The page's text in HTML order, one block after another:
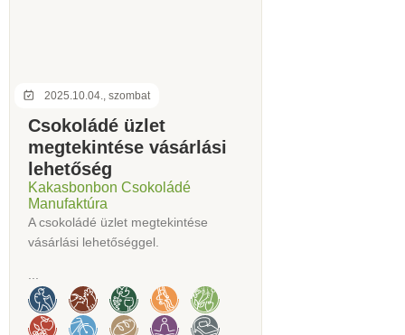
2025.10.04., szombat
Csokoládé üzlet
megtekintése vásárlási
lehetőség
Kakasbonbon Csokoládé
Manufaktúra
A csokoládé üzlet megtekintése
vásárlási lehetőséggel.